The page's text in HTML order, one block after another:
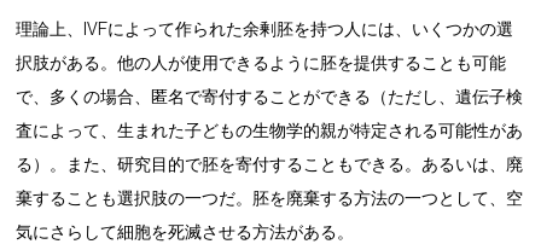
理論上、IVFによって作られた余剰胚を持つ人には、いくつかの選
択肢がある。他の人が使用できるように胚を提供することも可能
で、多くの場合、匿名で寄付することができる（ただし、遺伝子検
査によって、生まれた子どもの生物学的親が特定される可能性があ
る）。また、研究目的で胚を寄付することもできる。あるいは、廃
棄することも選択肢の一つだ。胚を廃棄する方法の一つとして、空
気にさらして細胞を死滅させる方法がある。